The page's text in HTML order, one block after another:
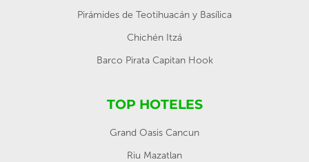
Pirámides de Teotihuacán y Basílica
Chichén Itzá
Barco Pirata Capitan Hook
TOP HOTELES
Grand Oasis Cancun
Riu Mazatlan